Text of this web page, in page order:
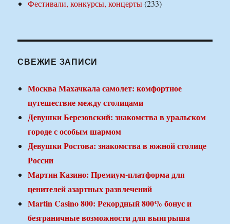
Фестивали, конкурсы, концерты(233)
СВЕЖИЕ ЗАПИСИ
Москва Махачкала самолет: комфортное
путешествие между столицами
Девушки Березовский: знакомства в уральском
городе с особым шармом
Девушки Ростова: знакомства в южной столице
России
Мартин Казино: Премиум-платформа для
ценителей азартных развлечений
Martin Casino 800: Рекордный 800% бонус и
безграничные возможности для выигрыша